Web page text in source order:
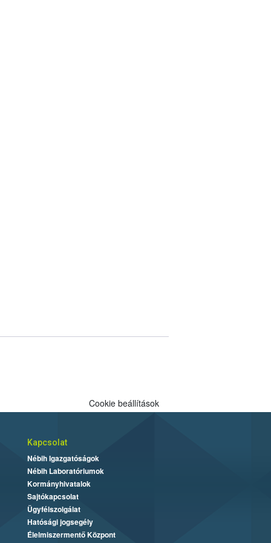
Cookie beállítások
Kapcsolat
Nébih Igazgatóságok
Nébih Laboratóriumok
Kormányhivatalok
Sajtókapcsolat
Ügyfélszolgálat
Hatósági jogsegély
Élelmiszermentő Központ